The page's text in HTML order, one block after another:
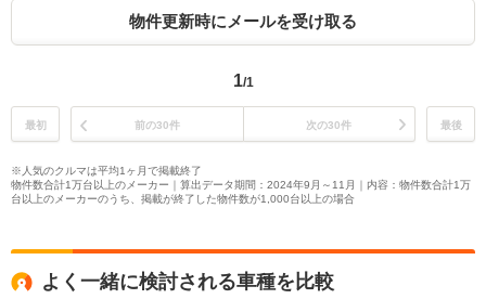
物件更新時にメールを受け取る
1/1
最初 前の30件 次の30件 最後
※人気のクルマは平均1ヶ月で掲載終了
物件数合計1万台以上のメーカー｜算出データ期間：2024年9月～11月｜内容：物件数合計1万
台以上のメーカーのうち、掲載が終了した物件数が1,000台以上の場合
よく一緒に検討される車種を比較